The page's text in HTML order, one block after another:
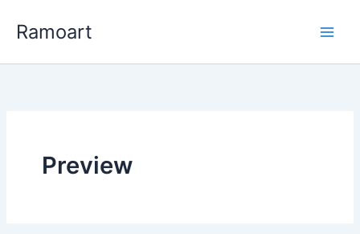
InhaltRamoart
Preview